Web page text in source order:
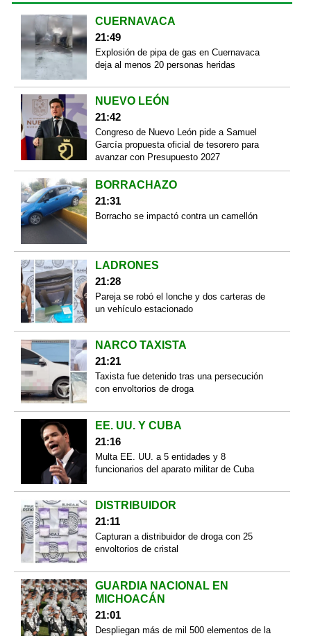
CUERNAVACA
21:49
Explosión de pipa de gas en Cuernavaca
deja al menos 20 personas heridas
NUEVO LEÓN
21:42
Congreso de Nuevo León pide a Samuel
García propuesta oficial de tesorero para
avanzar con Presupuesto 2027
BORRACHAZO
21:31
Borracho se impactó contra un camellón
LADRONES
21:28
Pareja se robó el lonche y dos carteras de
un vehículo estacionado
NARCO TAXISTA
21:21
Taxista fue detenido tras una persecución
con envoltorios de droga
EE. UU. Y CUBA
21:16
Multa EE. UU. a 5 entidades y 8
funcionarios del aparato militar de Cuba
DISTRIBUIDOR
21:11
Capturan a distribuidor de droga con 25
envoltorios de cristal
GUARDIA NACIONAL EN
MICHOACÁN
21:01
Despliegan más de mil 500 elementos de la